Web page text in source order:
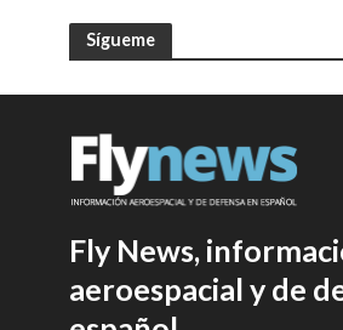
Sígueme
Fly News,
aeroespacial y de